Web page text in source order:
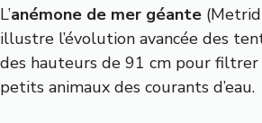
L’anémone de mer géante
illustre l’évolution avancée des
des hauteurs de 91 cm pour
petits animaux des courants d’eau.